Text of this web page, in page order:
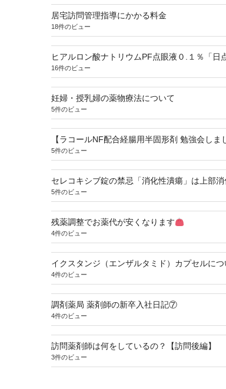
居宅訪問管理指導にかかる料金
18件のビュー
ヒアルロン酸ナトリウムPF点眼液０.１％「日
16件のビュー
妊婦・授乳婦の薬物療法について
5件のビュー
【ラコールNF配合経腸用半固形剤 勉強会しま
5件のビュー
セレコキシブ錠の禁忌「消化性潰瘍」は上部消
5件のビュー
残薬調整でお薬代が安くなります
4件のビュー
イクスタンジ（エンザルタミド）カプセルにつ
4件のビュー
調剤薬局 薬剤師の新卒入社日記⑦
4件のビュー
訪問薬剤師は何をしているの？【訪問後編】
3件のビュー